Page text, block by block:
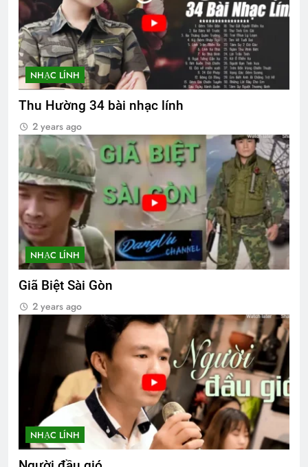
NHẠC LÍNH
Thu Hường 34 bài nhạc lính
2 years ago
NHẠC LÍNH
Giã Biệt Sài Gòn
2 years ago
NHẠC LÍNH